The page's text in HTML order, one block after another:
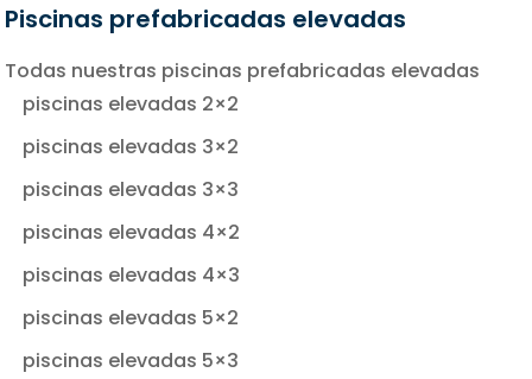
Piscinas prefabricadas elevadas
Todas nuestras piscinas prefabricadas elevadas
piscinas elevadas 2×2
piscinas elevadas 3×2
piscinas elevadas 3×3
piscinas elevadas 4×2
piscinas elevadas 4×3
piscinas elevadas 5×2
piscinas elevadas 5×3